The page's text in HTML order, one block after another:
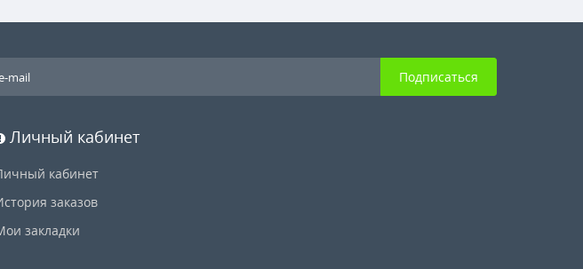
Подписаться
Личный кабинет
кабинет
заказов
закладки